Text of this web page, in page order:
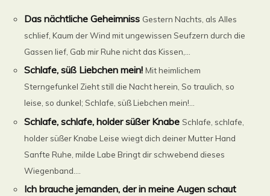
Das nächtliche Geheimniss Gestern Nachts, als Alles
schlief, Kaum der Wind mit ungewissen Seufzern durch die
Gassen lief, Gab mir Ruhe nicht das Kissen,...
Schlafe, süß Liebchen mein! Mit heimlichem
Sterngefunkel Zieht still die Nacht herein, So traulich, so
leise, so dunkel; Schlafe, süß Liebchen mein!...
Schlafe, schlafe, holder süßer Knabe Schlafe, schlafe,
holder süßer Knabe Leise wiegt dich deiner Mutter Hand
Sanfte Ruhe, milde Labe Bringt dir schwebend dieses
Wiegenband....
Ich brauche jemanden, der in meine Augen schaut